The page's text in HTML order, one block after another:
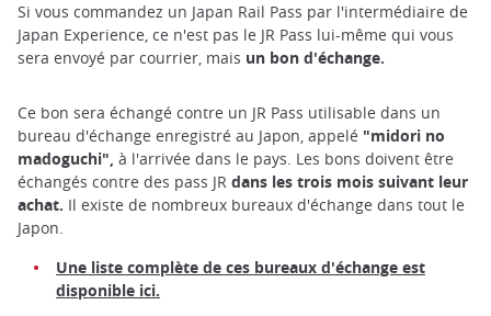
Si vous commandez un Japan Rail Pass par l'intermédiaire de
Japan Experience, ce n'est pas le JR Pass lui-même qui vous
sera envoyé par courrier, mais un bon d'échange.
Ce bon sera échangé contre un JR Pass utilisable dans un
bureau d'échange enregistré au Japon, appelé "midori no
madoguchi", à l'arrivée dans le pays. Les bons doivent être
échangés contre des pass JR dans les trois mois suivant leur
achat. Il existe de nombreux bureaux d'échange dans tout le
Japon.
Une liste complète de ces bureaux d'échange est
disponible ici.